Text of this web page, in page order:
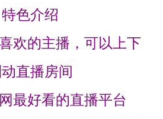
特色介绍
欢的主播，可以上下
直播房间
最好看的直播平台